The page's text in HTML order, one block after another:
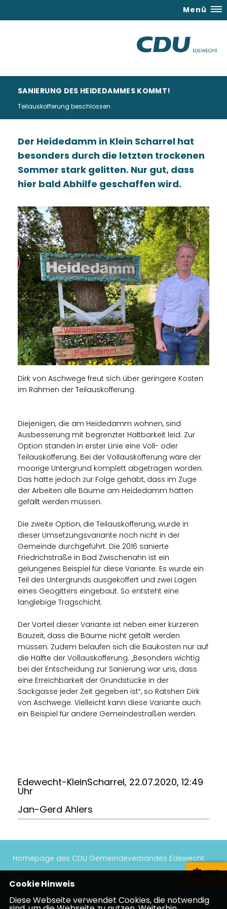
Menü
SANIERUNG DES HEIDEDAMMES KOMMT!
Teilauskofferung beschlossen
Der Heidedamm in Klein Scharrel hat
besonders durch die letzten trockenen
Sommer stark gelitten. Nur gut, dass
hier bald Abhilfe geschaffen wird.
Dirk von Aschwege freut sich über geringere Kosten
im Rahmen der Teilauskofferung.
Diejenigen, die am Heidedamm wohnen, sind
Ausbesserung mit begrenzter Haltbarkeit leid. Zur
Option standen in erster Linie eine Voll- oder
Teilauskofferung. Bei der Vollauskofferung wäre der
moorige Untergrund komplett abgetragen worden.
Das hätte jedoch zur Folge gehabt, dass im Zuge
der Arbeiten alle Bäume am Heidedamm hätten
gefällt werden müssen.
Die zweite Option, die Teilauskofferung, wurde in
dieser Umsetzungsvariante noch nicht in der
Gemeinde durchgeführt. Die 2016 sanierte
Friedrichstraße in Bad Zwischenahn ist ein
gelungenes Beispiel für diese Variante. Es wurde ein
Teil des Untergrunds ausgekoffert und zwei Lagen
eines Geogitters eingebaut. So entsteht eine
langlebige Tragschicht.
Der Vorteil dieser Variante ist neben einer kürzeren
Bauzeit, dass die Bäume nicht gefällt werden
müssen. Zudem belaufen sich die Baukosten nur auf
die Hälfte der Vollauskofferung. „Besonders wichtig
bei der Entscheidung zur Sanierung war uns, dass
eine Erreichbarkeit der Grundstücke in der
Sackgasse jeder Zeit gegeben ist“, so Ratsherr Dirk
von Aschwege. Vielleicht kann diese Variante auch
ein Beispiel für andere Gemeindestraßen werden.
Edewecht-KleinScharrel, 22.07.2020, 12:49
Uhr
Jan-Gerd Ahlers
Homepage des CDU Gemeindeverbandes Edewecht
Impressum Datenschutz Kontakt
Cookie Hinweis
Diese Webseite verwendet Cookies, die notwendig